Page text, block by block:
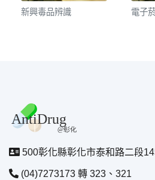
新興毒品辨識 電子
500彰化縣彰化市泰和路二段
(04)7273173 轉 323、321